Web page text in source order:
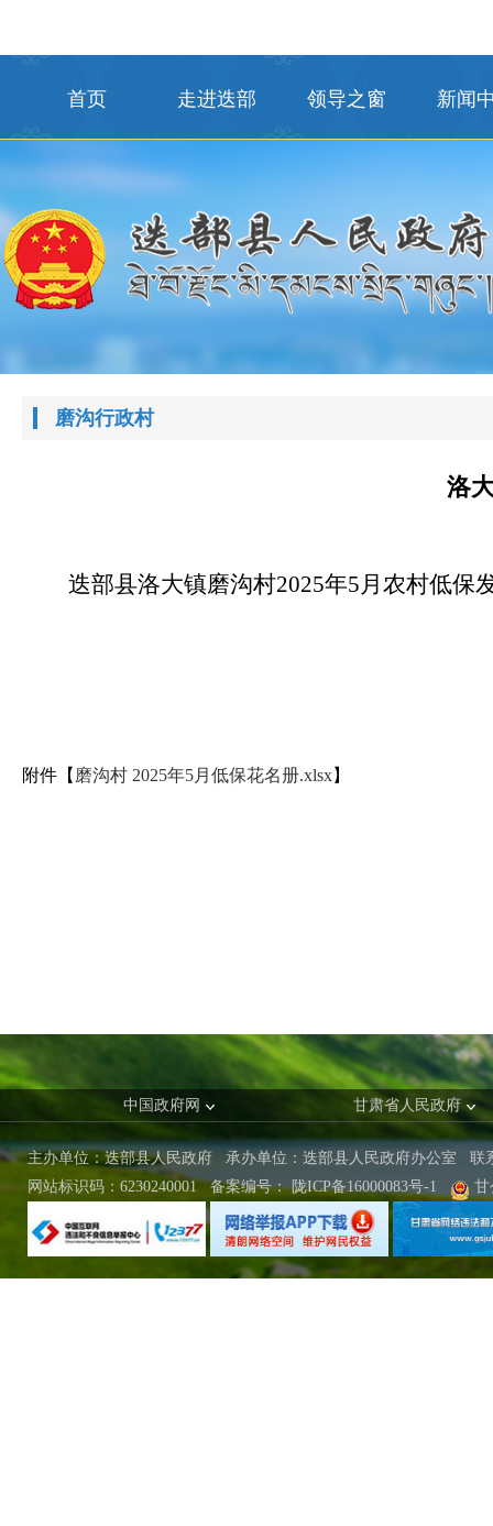
首页 走进迭部 领导之窗 新闻
磨沟行政村
洛
迭部县洛大镇磨沟村2025年5月农村低保
附件【 磨沟村 2025年5月低保花名册.xlsx】
中国政府网 甘肃省人民政府
主办单位：迭部县人民政府 承办单位：迭部县人民政府办公室 联
网站标识码：6230240001
备案编号： 陇ICP备16000083号-1 甘